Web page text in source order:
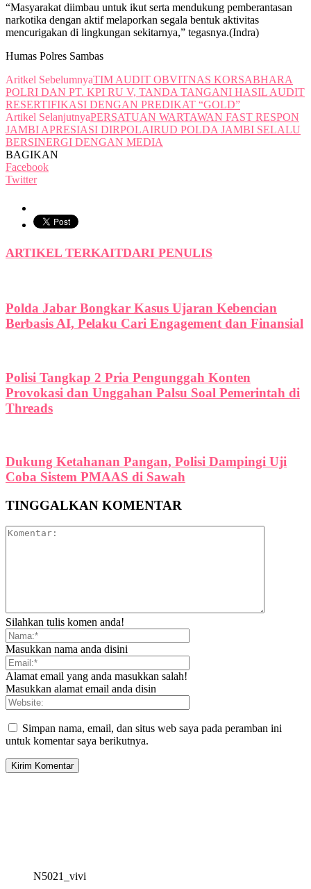
“Masyarakat diimbau untuk ikut serta mendukung pemberantasan
narkotika dengan aktif melaporkan segala bentuk aktivitas
mencurigakan di lingkungan sekitarnya,” tegasnya.(Indra)
Humas Polres Sambas
Aritkel SebelumnyaTIM AUDIT OBVITNAS KORSABHARA
POLRI DAN PT. KPI RU V, TANDA TANGANI HASIL AUDIT
RESERTIFIKASI DENGAN PREDIKAT “GOLD”
Artikel SelanjutnyaPERSATUAN WARTAWAN FAST RESPON
JAMBI APRESIASI DIRPOLAIRUD POLDA JAMBI SELALU
BERSINERGI DENGAN MEDIA
BAGIKAN
Facebook
Twitter
ARTIKEL TERKAITDARI PENULIS
Polda Jabar Bongkar Kasus Ujaran Kebencian
Berbasis AI, Pelaku Cari Engagement dan Finansial
Polisi Tangkap 2 Pria Pengunggah Konten
Provokasi dan Unggahan Palsu Soal Pemerintah di
Threads
Dukung Ketahanan Pangan, Polisi Dampingi Uji
Coba Sistem PMAAS di Sawah
TINGGALKAN KOMENTAR
Silahkan tulis komen anda!
Masukkan nama anda disini
Alamat email yang anda masukkan salah!
Masukkan alamat email anda disin
Simpan nama, email, dan situs web saya pada peramban ini
untuk komentar saya berikutnya.
N5021_vivi